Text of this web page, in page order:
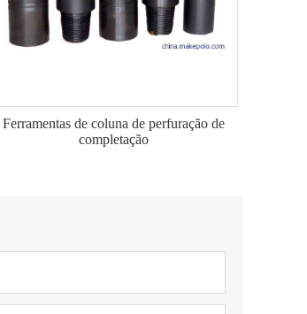
Ferramentas de coluna de perfuração de
completação